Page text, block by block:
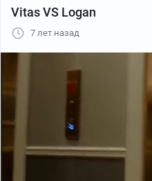
Сначала захотел сделать
с бакенбардами, но
бороду как в последнем
Vitas VS Logan
7 лет назад